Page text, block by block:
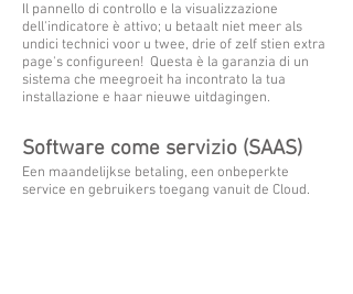
Il pannello di controllo e la visualizzazione
dell'indicatore è attivo; u betaalt niet meer als
undici technici voor u twee, drie of zelf stien extra
page's configureen! Questa è la garanzia di un
sistema che meegroeit ha incontrato la tua
installazione e haar nieuwe uitdagingen.
Software come servizio (SAAS)
Een maandelijkse betaling, een onbeperkte
service en gebruikers toegang vanuit de Cloud.